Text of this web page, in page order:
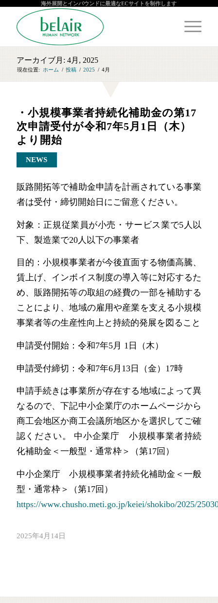
海外展開とインバウンドに最適なECサイトを制作します
アーカイブ月: 4月, 2025
現在位置: ホーム / 投稿 / 2025 / 4月
・小規模事業者持続化補助金の第17
次申請受付が令和7年5月1日（木）
より開始
NEWS
販路開拓等で補助金申請を計画されている事業
者は受付・締切開始日にご留意ください。
対象：正規従業員が小売・サービス業で5人以
下、製造業で20人以下の事業者
目的：小規模事業者が今後直面する物価高騰、
賃上げ、インボイス制度の導入等に対応するた
め、販路開拓等の取組の経費の一部を補助する
ことにより、地域の雇用や産業を支える小規模
事業者等の生産性向上と持続的発展を図ること
申請受付開始：令和7年5月 1日（木）
申請受付締切：令和7年6月13日（金）17時
申請手続きは事業所が存在する地域によって異
なるので、下記中小企業庁のホームページから
商工会地区か商工会議所地区かを選択してご確
認ください。 中小企業庁 小規模事業者持続
化補助金＜一般型・通常枠＞（第17回）
中小企業庁 小規模事業者持続化補助金＜一般
型・通常枠＞（第17回）
https://www.chusho.meti.go.jp/keiei/shokibo/2025/
2025年4月14日